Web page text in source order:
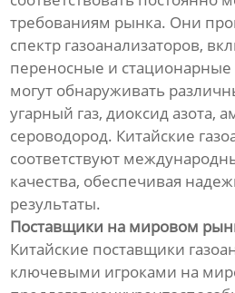
требованиям рынка. Они
спектр газоанализаторов,
переносные и
могут обнаруживать
угарный газ, диоксид азота,
сероводород. Китайские
соответствуют
качества, обеспечивая
результаты.
Поставщики на мировом
Китайские поставщики
ключевыми игроками на